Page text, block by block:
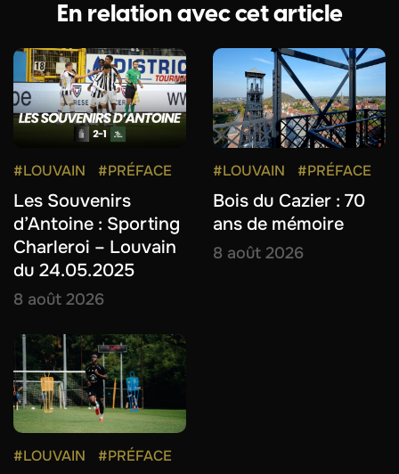
En relation avec cet article
#LOUVAIN #PRÉFACE
Les Souvenirs
d’Antoine : Sporting
Charleroi – Louvain
du 24.05.2025
8 août 2026
#LOUVAIN #PRÉFACE
Bois du Cazier : 70
ans de mémoire
8 août 2026
#LOUVAIN #PRÉFACE